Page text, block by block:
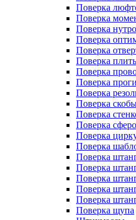
Поверка
Поверка
Поверка
Поверка
Поверка
Поверка
Поверка
Поверка
Поверка
Поверка
Поверка
Поверка
Поверка
Поверка
Поверка
Поверка
Поверка
Поверка
Поверка
Поверка щупа